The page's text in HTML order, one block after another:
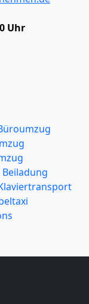
Uhr
Beiladung